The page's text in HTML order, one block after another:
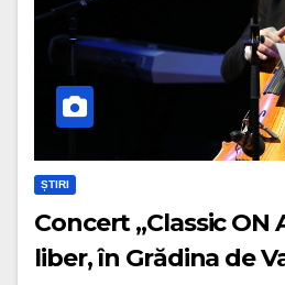
ȘTIRI
Concert „Classic ON
liber, în Grădina de